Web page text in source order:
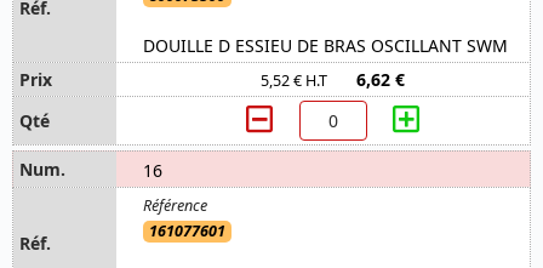
DOUILLE D ESSIEU DE BRAS OSCILLANT SWM
5,52 € H.T 6,62 €
16
161077601